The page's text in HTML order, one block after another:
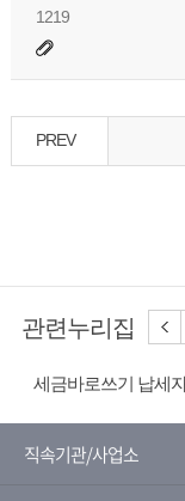
1219
PREV
관련누리집
세금바로쓰기 납세
직속기관/사업소